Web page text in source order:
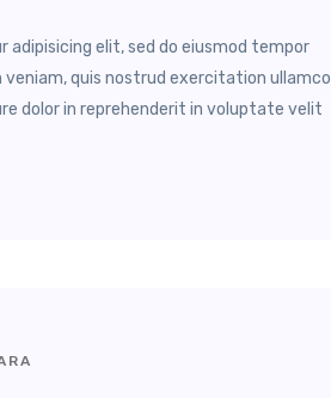
elit, sed do eiusmod tempor
quis nostrud exercitation ullamco
dolor in reprehenderit in voluptate velit